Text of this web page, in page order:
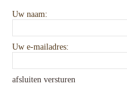
Uw naam:
Uw e-mailadres:
afsluiten versturen